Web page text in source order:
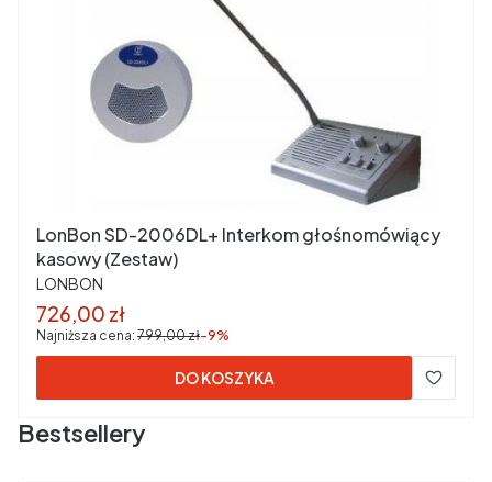
LonBon SD-2006DL+ Interkom głośnomówiący
kasowy (Zestaw)
PRODUCENT
LONBON
Cena promocyjna
726,00 zł
Najniższa cena: 799,00 zł-9%
DO KOSZYKA
Bestsellery